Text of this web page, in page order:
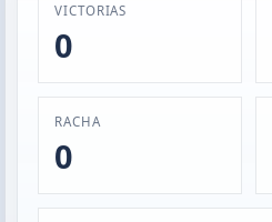
VICTORIAS
0
RACHA
0